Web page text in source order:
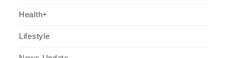
Health+
Lifestyle